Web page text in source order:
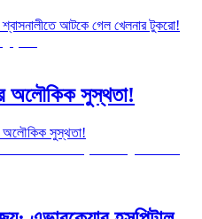
আটকে গেল খেলনার টুকরো!
অলৌকিক সুস্থতা!
অলৌকিক সুস্থতা!